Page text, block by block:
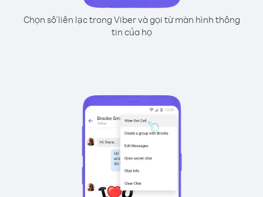
Chọn số liên lạc trong Viber và gọi từ màn hình thông
tin của họ